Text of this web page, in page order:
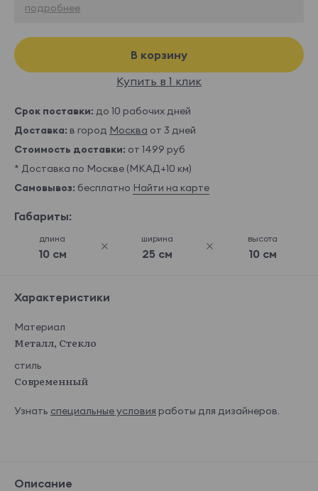
подробнее
В корзину
Купить в 1 клик
Срок поставки: до 10 рабочих дней
Доставка: в город Москва от 3 дней
Стоимость доставки: от 1499 руб
* Доставка по Москве (МКАД+10 км)
Самовывоз: бесплатно Найти на карте
Габариты:
длина
10 см
ширина
25 см
высота
10 см
Характеристики
Материал
Металл, Стекло
стиль
Современный
Узнать специальные условия работы для дизайнеров.
Описание